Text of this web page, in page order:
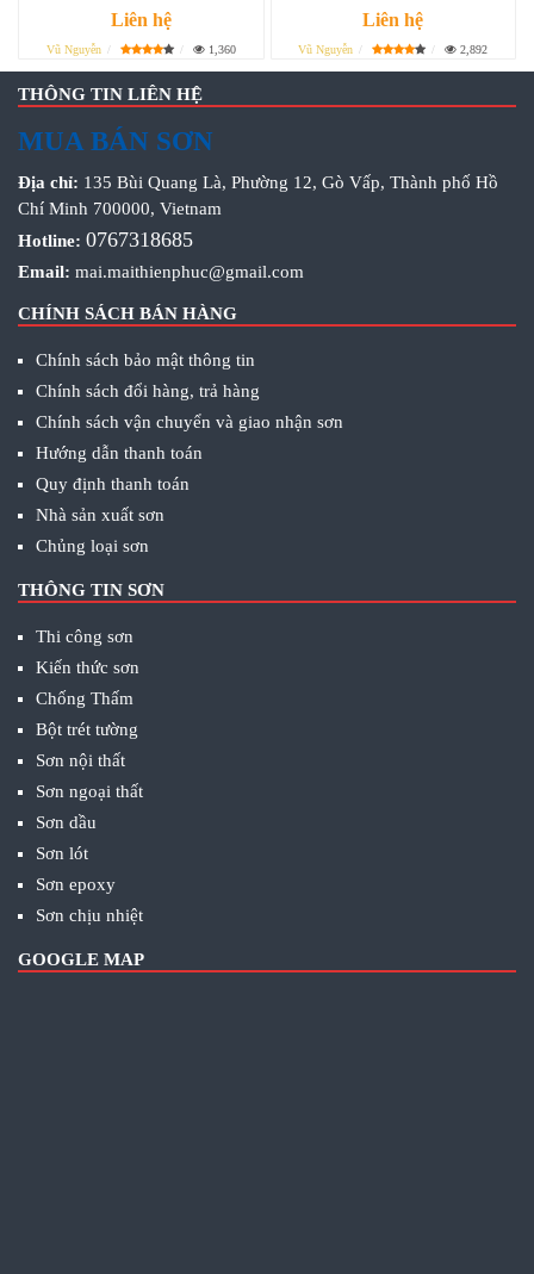
GT12
Liên hệ
Vũ Nguyễn 1,360
Liên hệ
Vũ Nguyễn 2,892
THÔNG TIN LIÊN HỆ
MUA BÁN SƠN
Địa chỉ: 135 Bùi Quang Là, Phường 12, Gò Vấp, Thành phố Hồ
Chí Minh 700000, Vietnam
Hotline: 0767318685
Email: mai.maithienphuc@gmail.com
CHÍNH SÁCH BÁN HÀNG
Chính sách bảo mật thông tin
Chính sách đổi hàng, trả hàng
Chính sách vận chuyển và giao nhận sơn
Hướng dẫn thanh toán
Quy định thanh toán
Nhà sản xuất sơn
Chủng loại sơn
THÔNG TIN SƠN
Thi công sơn
Kiến thức sơn
Chống Thấm
Bột trét tường
Sơn nội thất
Sơn ngoại thất
Sơn dầu
Sơn lót
Sơn epoxy
Sơn chịu nhiệt
GOOGLE MAP